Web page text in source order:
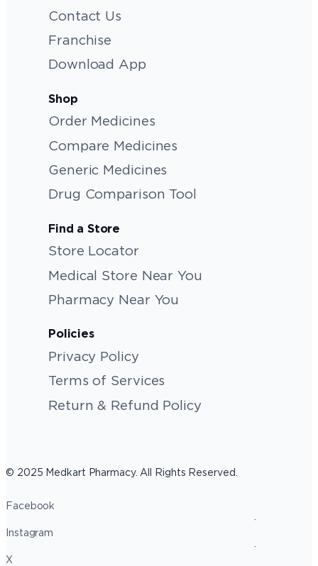
Contact Us
Franchise
Download App
Shop
Order Medicines
Compare Medicines
Generic Medicines
Drug Comparison Tool
Find a Store
Store Locator
Medical Store Near You
Pharmacy Near You
Policies
Privacy Policy
Terms of Services
Return & Refund Policy
© 2025 Medkart Pharmacy. All Rights Reserved.
Facebook
Instagram
X